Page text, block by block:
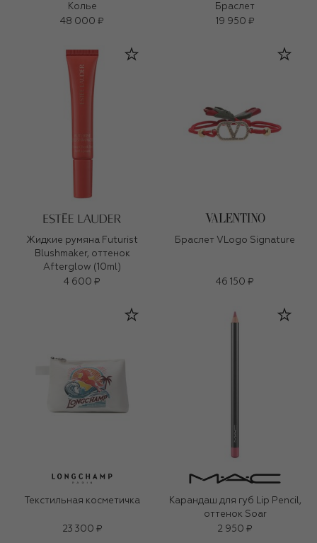
Колье
48 000 ₽
Браслет
19 950 ₽
Жидкие румяна Futurist
Blushmaker, оттенок
Afterglow (10ml)
4 600 ₽
Браслет VLogo Signature
46 150 ₽
Текстильная косметичка
23 300 ₽
Карандаш для губ Lip Pencil,
оттенок Soar
2 950 ₽